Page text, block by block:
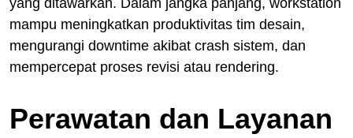
yang ditawarkan. Dalam jangka panjang, workstation
mampu meningkatkan produktivitas tim desain,
mengurangi downtime akibat crash sistem, dan
mempercepat proses revisi atau rendering.
Perawatan dan Layanan